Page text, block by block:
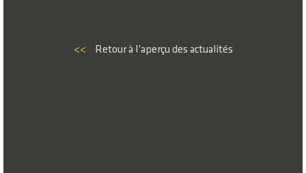
<< Retour à l’aperçu des actualités